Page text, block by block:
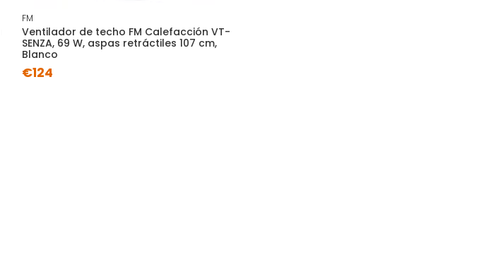
FM
Ventilador de techo FM Calefacción VT-
SENZA, 69 W, aspas retráctiles 107 cm,
Blanco
€124